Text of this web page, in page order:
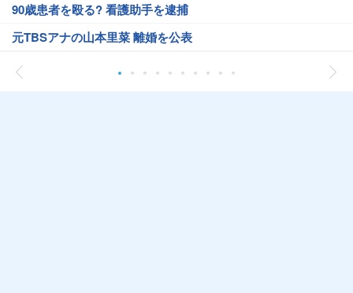
90歳患者を殴る? 看護助手を逮捕
元TBSアナの山本里菜 離婚を公表